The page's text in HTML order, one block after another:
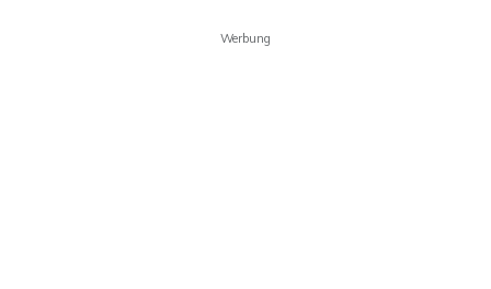
Werbung